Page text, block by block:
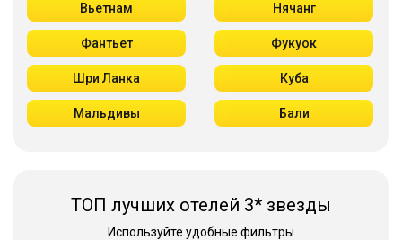
Вьетнам Нячанг
Фантьет Фукуок
Шри Ланка Куба
Мальдивы Бали
ТОП лучших отелей 3* звезды
Используйте удобные фильтры